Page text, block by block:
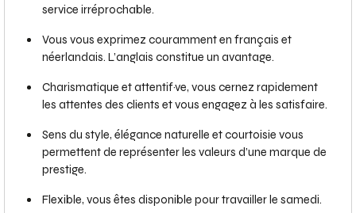
service irréprochable.
Vous vous exprimez couramment en français et
néerlandais. L’anglais constitue un avantage.
Charismatique et attentif·ve, vous cernez rapidement
les attentes des clients et vous engagez à les satisfaire.
Sens du style, élégance naturelle et courtoisie vous
permettent de représenter les valeurs d’une marque de
prestige.
Flexible, vous êtes disponible pour travailler le samedi.